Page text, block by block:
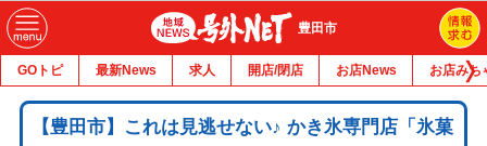
豊田市
GOトピ 最新News 求人 開店/閉店 お店News お店みち
【豊田市】これは見逃せない♪ かき氷専門店「氷菓